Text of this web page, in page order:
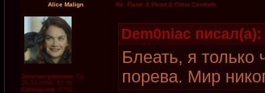
Alice Malign Re: Flame & Flood & Other Comforts
Зарегистрирован: Ср
20.09.2006, 07:38
Сообщения: 6781
Dem0niac писал(а):
Блеать, я только
порева. Мир